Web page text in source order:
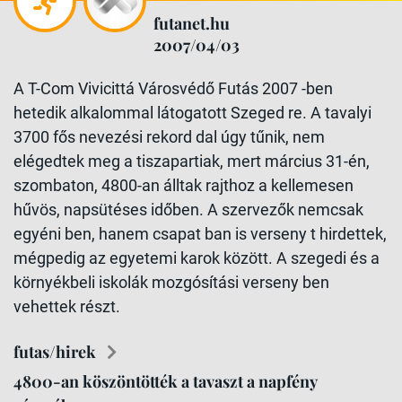
futanet.hu
2007/04/03
A T-Com Vivicittá Városvédő Futás 2007 -ben
hetedik alkalommal látogatott Szeged re. A tavalyi
3700 fős nevezési rekord dal úgy tűnik, nem
elégedtek meg a tiszapartiak, mert március 31-én,
szombaton, 4800-an álltak rajthoz a kellemesen
hűvös, napsütéses időben. A szervezők nemcsak
egyéni ben, hanem csapat ban is verseny t hirdettek,
mégpedig az egyetemi karok között. A szegedi és a
környékbeli iskolák mozgósítási verseny ben
vehettek részt.
futas/hirek
4800-an köszöntötték a tavaszt a napfény